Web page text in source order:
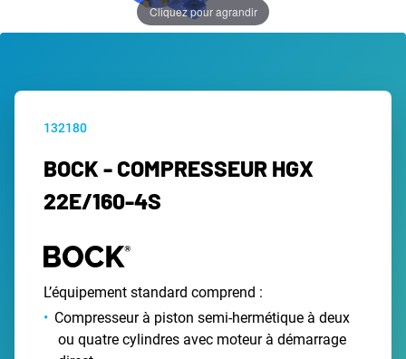
Cliquez pour agrandir
132180
BOCK - COMPRESSEUR HGX
22E/160-4S
L’équipement standard comprend :
Compresseur à piston semi-hermétique à deux
ou quatre cylindres avec moteur à démarrage